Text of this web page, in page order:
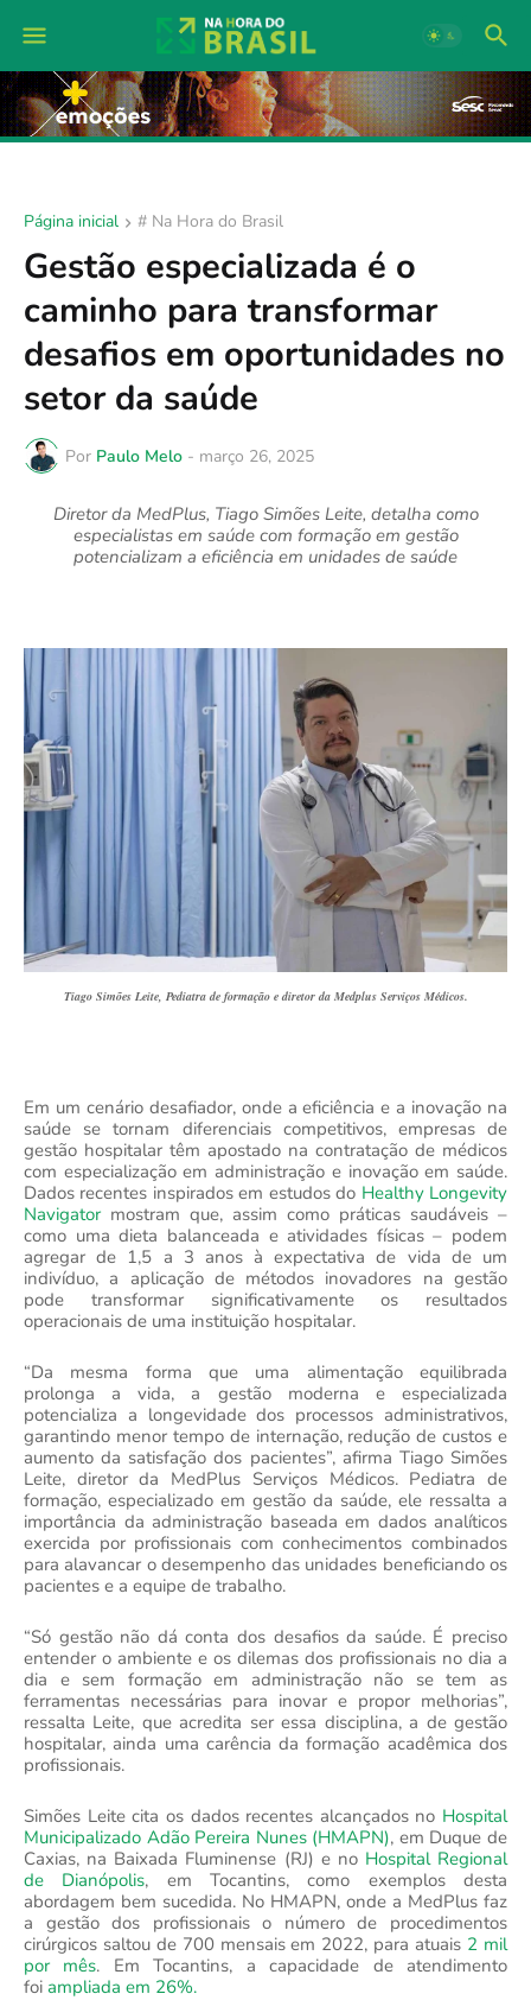
Página inicial # Na Hora do Brasil
Gestão especializada é o
caminho para transformar
desafios em oportunidades no
setor da saúde
Por Paulo Melo - março 26, 2025
Diretor da MedPlus, Tiago Simões Leite, detalha como
especialistas em saúde com formação em gestão
potencializam a eficiência em unidades de saúde
Tiago Simões Leite, Pediatra de formação e diretor da Medplus Serviços Médicos.
Em um cenário desafiador, onde a eficiência e a inovação na
saúde se tornam diferenciais competitivos, empresas de
gestão hospitalar têm apostado na contratação de médicos
com especialização em administração e inovação em saúde.
Dados recentes inspirados em estudos do Healthy Longevity
Navigatormostram que, assim como práticas saudáveis –
como uma dieta balanceada e atividades físicas – podem
agregar de 1,5 a 3 anos à expectativa de vida de um
indivíduo, a aplicação de métodos inovadores na gestão
pode transformar significativamente os resultados
operacionais de uma instituição hospitalar.
“Da mesma forma que uma alimentação equilibrada
prolonga a vida, a gestão moderna e especializada
potencializa a longevidade dos processos administrativos,
garantindo menor tempo de internação, redução de custos e
aumento da satisfação dos pacientes”, afirma Tiago Simões
Leite, diretor da MedPlus Serviços Médicos. Pediatra de
formação, especializado em gestão da saúde, ele ressalta a
importância da administração baseada em dados analíticos
exercida por profissionais com conhecimentos combinados
para alavancar o desempenho das unidades beneficiando os
pacientes e a equipe de trabalho.
“Só gestão não dá conta dos desafios da saúde. É preciso
entender o ambiente e os dilemas dos profissionais no dia a
dia e sem formação em administração não se tem as
ferramentas necessárias para inovar e propor melhorias”,
ressalta Leite, que acredita ser essa disciplina, a de gestão
hospitalar, ainda uma carência da formação acadêmica dos
profissionais.
Simões Leite cita os dados recentes alcançados no Hospital
Municipalizado Adão Pereira Nunes (HMAPN), em Duque de
Caxias, na Baixada Fluminense (RJ) e no Hospital Regional
de Dianópolis, em Tocantins, como exemplos desta
abordagem bem sucedida. No HMAPN, onde a MedPlus faz
a gestão dos profissionais o número de procedimentos
cirúrgicos saltou de 700 mensais em 2022, para atuais 2 mil
por mês. Em Tocantins, a capacidade de atendimento
foi ampliada em 26%.